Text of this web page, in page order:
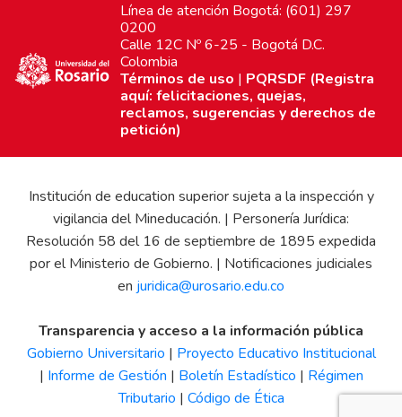
Línea de atención Bogotá: (601) 297
0200
Calle 12C Nº 6-25 - Bogotá D.C.
Colombia
Términos de uso | PQRSDF (Registra
aquí: felicitaciones, quejas,
reclamos, sugerencias y derechos de
petición)
Institución de education superior sujeta a la inspección y
vigilancia del Mineducación. | Personería Jurídica:
Resolución 58 del 16 de septiembre de 1895 expedida
por el Ministerio de Gobierno. | Notificaciones judiciales
en juridica@urosario.edu.co
Transparencia y acceso a la información pública
Gobierno Universitario | Proyecto Educativo Institucional
| Informe de Gestión | Boletín Estadístico | Régimen
Tributario | Código de Ética